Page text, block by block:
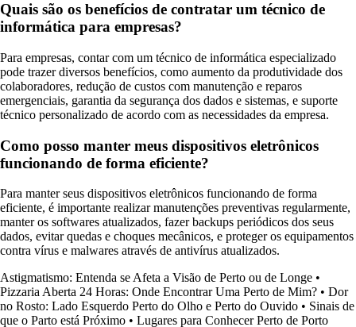
Quais são os benefícios de contratar um técnico de
informática para empresas?
Para empresas, contar com um técnico de informática especializado
pode trazer diversos benefícios, como aumento da produtividade dos
colaboradores, redução de custos com manutenção e reparos
emergenciais, garantia da segurança dos dados e sistemas, e suporte
técnico personalizado de acordo com as necessidades da empresa.
Como posso manter meus dispositivos eletrônicos
funcionando de forma eficiente?
Para manter seus dispositivos eletrônicos funcionando de forma
eficiente, é importante realizar manutenções preventivas regularmente,
manter os softwares atualizados, fazer backups periódicos dos seus
dados, evitar quedas e choques mecânicos, e proteger os equipamentos
contra vírus e malwares através de antivírus atualizados.
Astigmatismo: Entenda se Afeta a Visão de Perto ou de Longe •
Pizzaria Aberta 24 Horas: Onde Encontrar Uma Perto de Mim? • Dor
no Rosto: Lado Esquerdo Perto do Olho e Perto do Ouvido • Sinais de
que o Parto está Próximo • Lugares para Conhecer Perto de Porto